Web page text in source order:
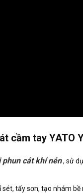
cầm tay YATO
phun cát khí nén, sử
tẩy sơn, tạo nhám bề